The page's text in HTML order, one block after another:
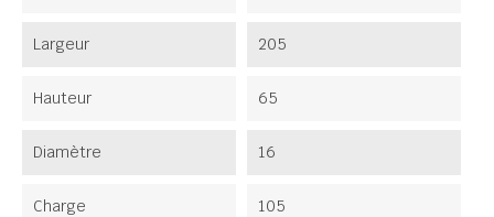
Largeur 205
Hauteur 65
Diamètre 16
Charge
105